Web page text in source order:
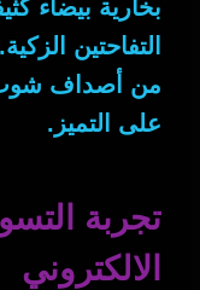
بخارية بيضاء
التفاحتين الزكية.
من أصداف
على التميز.
تجربة
الالكتروني